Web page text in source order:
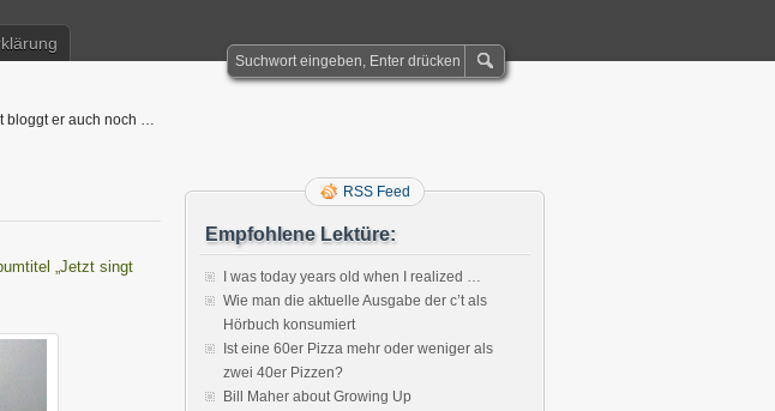
bloggt er auch noch …
„Jetzt singt
RSS Feed
Empfohlene Lektüre:
I was today years old when I realized …
Wie man die aktuelle Ausgabe der c’t als
Hörbuch konsumiert
Ist eine 60er Pizza mehr oder weniger als
zwei 40er Pizzen?
Bill Maher about Growing Up